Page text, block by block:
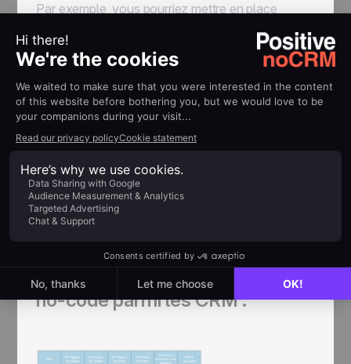
Par exemple, vous pourriez mettre en place
nouveau lead est créé dans le CRM (
trigger),
envoyer un message sur Slack (
)”.
Vous pouvez retrouver un tutoriel surcomment
envoyer une notification sur Slack lorsqu’un
nouveau lead est créé juste ici
Le nombre de triggers et d’actions que propose un
CRM est donc un critère important à prendre en
compte pour vous assurer que vous pourrez bien
accéder à toutes les options d’automatisations
Comparaison des possibilités
no-code parmi les CRM :